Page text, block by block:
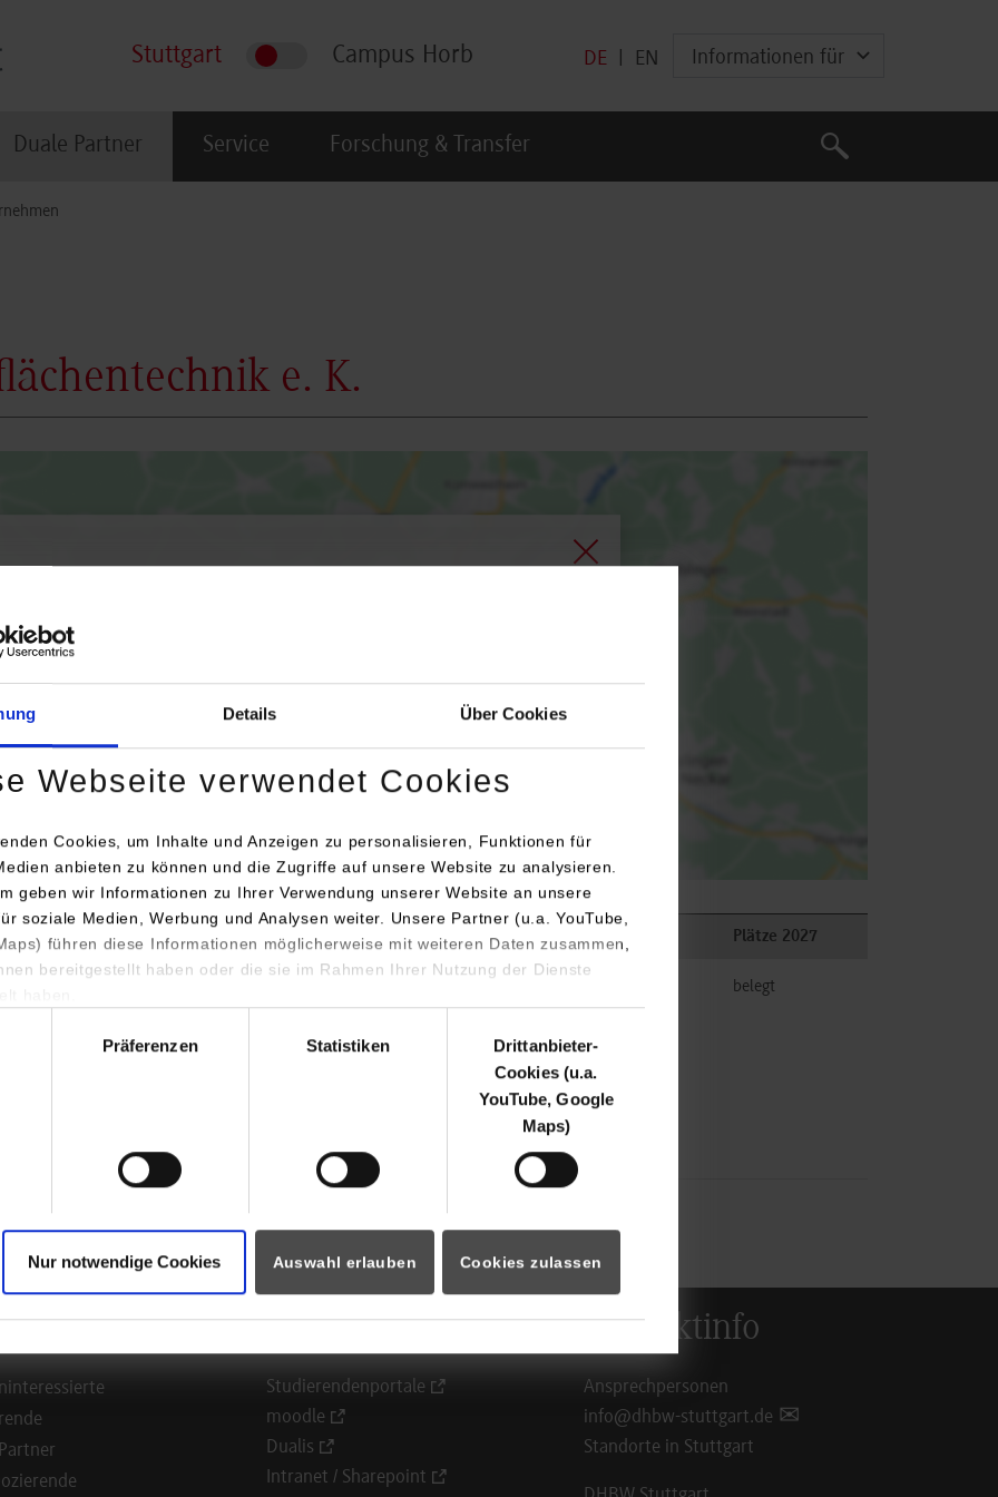
Details Über Cookies
Webseite verwendet Cookies
Cookies, um Inhalte und Anzeigen zu personalisieren, Funktionen für
anbieten zu können und die Zugriffe auf unsere Website zu analysieren.
geben wir Informationen zu Ihrer Verwendung unserer Website an unsere
soziale Medien, Werbung und Analysen weiter. Unsere Partner (u.a. YouTube,
führen diese Informationen möglicherweise mit weiteren Daten zusammen,
bereitgestellt haben oder die sie im Rahmen Ihrer Nutzung der Dienste
Präferenzen Statistiken
Drittanbieter-
Cookies (u.a.
YouTube, Google
Maps)
Nur notwendige Cookies Auswahl erlauben Cookies zulassen
Stuttgart Campus Horb DE EN Informationen für
Duale Partner Service Forschung & Transfer
Suche
Suche
e. K.
/ Ansprechperson Bemerkungen Plätze 2027
155
belegt
für Portale
Studierendenportale
moodle
Dualis
Intranet / Sharepoint
Kontaktinfo
Ansprechpersonen
info@dhbw-stuttgart.de
Standorte in Stuttgart